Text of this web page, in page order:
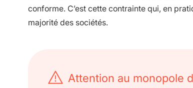
conforme. C’est cette contrainte qui, en
majorité des sociétés.
Attention au monopole